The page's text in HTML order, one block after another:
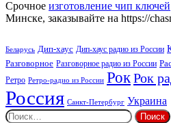
Срочное изготовление чип ключей
Минске, заказывайте на https://
Беларусь Дип-хаус Дип-хаус радио из России
Разговорное Разговорное радио из России
Ретро Ретро-радио из России РокРок
Россия Санкт-Петербург Украина
Найти: